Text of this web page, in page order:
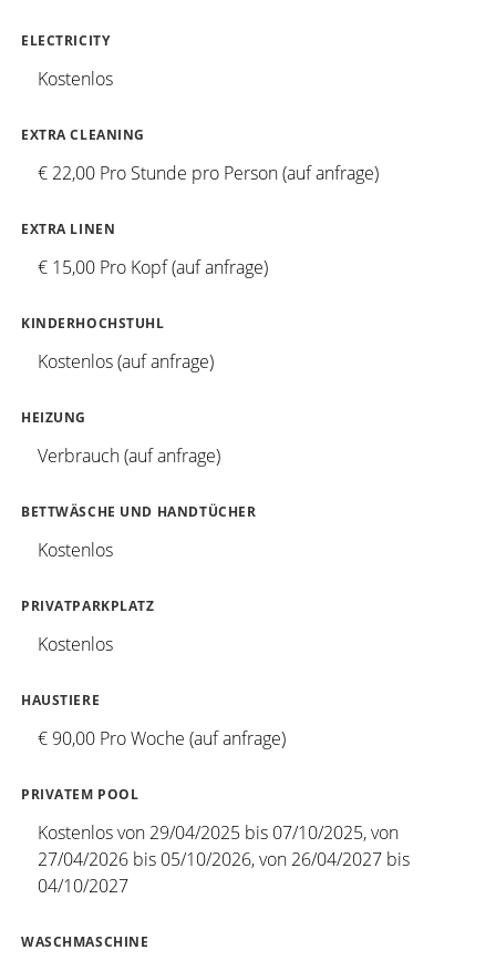
ELECTRICITY
Kostenlos
EXTRA CLEANING
€ 22,00 Pro Stunde pro Person (auf anfrage)
EXTRA LINEN
€ 15,00 Pro Kopf (auf anfrage)
KINDERHOCHSTUHL
Kostenlos (auf anfrage)
HEIZUNG
Verbrauch (auf anfrage)
BETTWÄSCHE UND HANDTÜCHER
Kostenlos
PRIVATPARKPLATZ
Kostenlos
HAUSTIERE
€ 90,00 Pro Woche (auf anfrage)
PRIVATEM POOL
Kostenlos von 29/04/2025 bis 07/10/2025, von
27/04/2026 bis 05/10/2026, von 26/04/2027 bis
04/10/2027
WASCHMASCHINE